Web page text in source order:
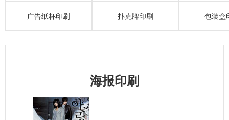
广告纸杯印刷 扑克牌印刷 包装盒
海报印刷